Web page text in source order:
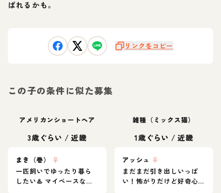
ばれるかも。
リンクをコピー
この子の条件に似た募集
アメリカンショートヘア
3歳ぐらい /近畿
まき（巻）
♀
一匹飼いでゆったり暮ら
したい♨️ マイペースなア
雑種（ミックス猫）
1歳ぐらい /近畿
アッシュ ♀
まだまだ引き出しいっぱ
い！怖がりだけど好奇心